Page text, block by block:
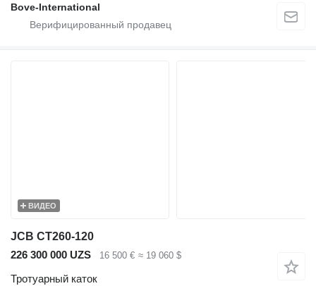
Bove-International
ВИДЕО
JCB CT260-120
226 300 000 UZS
16 500 € ≈ 19 060 $
Тротуарный каток